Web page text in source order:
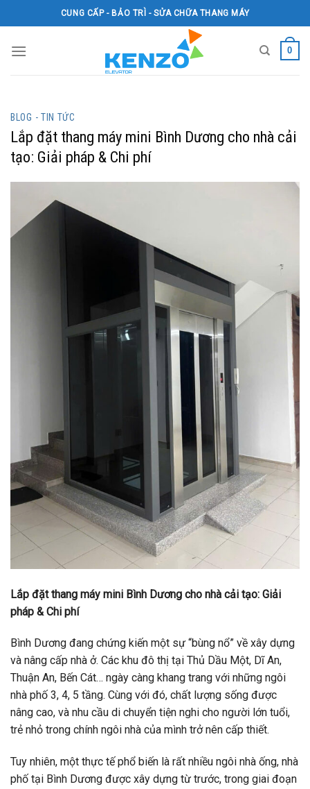
to
CUNG CẤP - BẢO TRÌ - SỬA CHỮA THANG MÁY
0
BLOG - TIN TỨC
Lắp đặt thang máy mini Bình Dương cho nhà cải
tạo: Giải pháp & Chi phí
Lắp đặt thang máy mini Bình Dương cho nhà cải tạo: Giải
pháp & Chi phí
Bình Dương đang chứng kiến một sự “bùng nổ” về xây dựng
và nâng cấp nhà ở. Các khu đô thị tại Thủ Dầu Một, Dĩ An,
Thuận An, Bến Cát… ngày càng khang trang với những ngôi
nhà phố 3, 4, 5 tầng. Cùng với đó, chất lượng sống được
nâng cao, và nhu cầu di chuyển tiện nghi cho người lớn tuổi,
trẻ nhỏ trong chính ngôi nhà của mình trở nên cấp thiết.
Tuy nhiên, một thực tế phổ biến là rất nhiều ngôi nhà ống, nhà
phố tại Bình Dương được xây dựng từ trước, trong giai đoạn